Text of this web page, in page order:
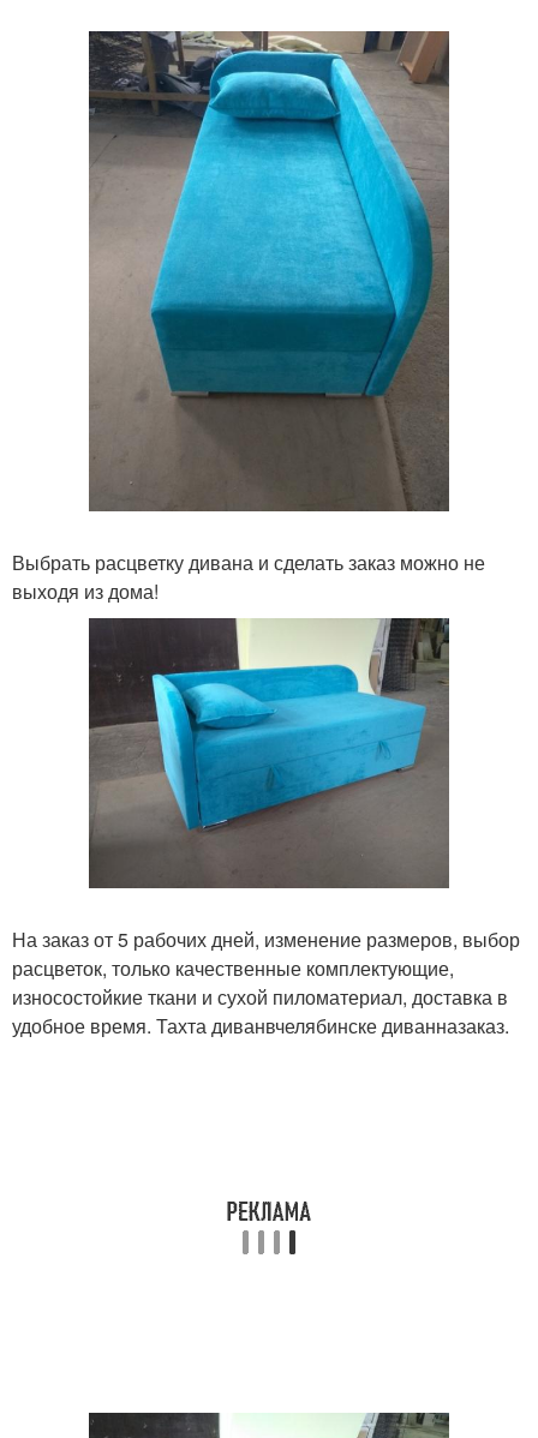
Выбрать расцветку дивана и сделать заказ можно не
выходя из дома!
На заказ от 5 рабочих дней, изменение размеров, выбор
расцветок, только качественные комплектующие,
износостойкие ткани и сухой пиломатериал, доставка в
удобное время. Тахта диванвчелябинске диванназаказ.